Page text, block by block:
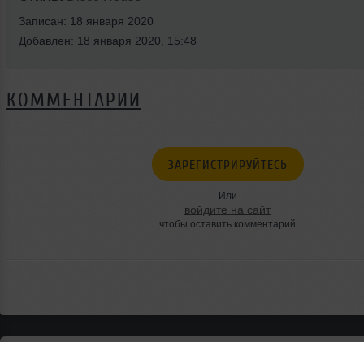
Записан: 18 января 2020
Добавлен: 18 января 2020, 15:48
КОММЕНТАРИИ
ЗАРЕГИСТРИРУЙТЕСЬ
Или
войдите на сайт
чтобы оставить комментарий